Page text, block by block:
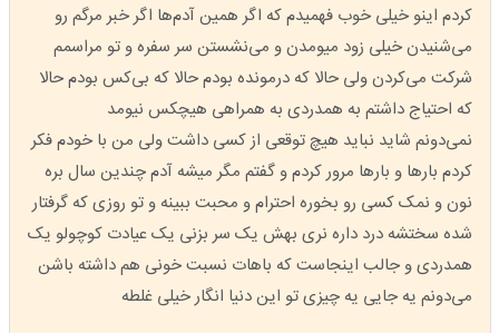
کردم اینو خیلی خوب فهمیدم که اگر همین آدم‌ها اگر خبر مرگم رو
می‌شنیدن خیلی زود میومدن و می‌نشستن سر سفره و تو مراسمم
شرکت می‌کردن ولی حالا که درمونده بودم حالا که بی‌کس بودم حالا
که احتیاج داشتم به همدردی به همراهی هیچکس نیومد
نمی‌دونم شاید نباید هیچ توقعی از کسی داشت ولی من با خودم فکر
کردم بارها و بارها مرور کردم و گفتم مگر میشه آدم چندین سال بره
نون و نمک کسی رو بخوره احترام و محبت ببینه و تو روزی که گرفتار
شده سختشه درد داره نری بهش یک سر بزنی یک عیادت کوچولو یک
همدردی و جالب اینجاست که باهات نسبت خونی هم داشته باشن
می‌دونم یه جایی یه چیزی تو این دنیا انگار خیلی غلطه